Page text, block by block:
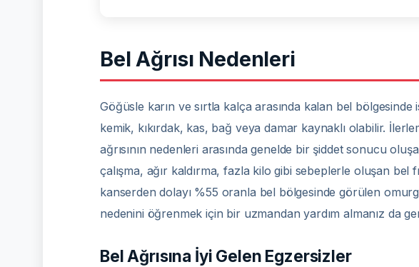
Bel Ağrısı Nedenleri
Göğüsle karın ve sırtla kalça arasında kalan bel
kemik, kıkırdak, kas, bağ veya damar kaynaklı olabilir.
ağrısının nedenleri arasında genelde bir şiddet sonucu
çalışma, ağır kaldırma, fazla kilo gibi sebeplerle oluşan bel
kanserden dolayı %55 oranla bel bölgesinde görülen
nedenini öğrenmek için bir uzmandan yardım almanız da
Bel Ağrısına İyi Gelen Egzersizler